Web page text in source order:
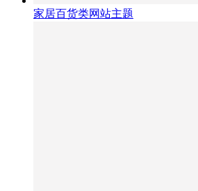
家居百货类网站主题